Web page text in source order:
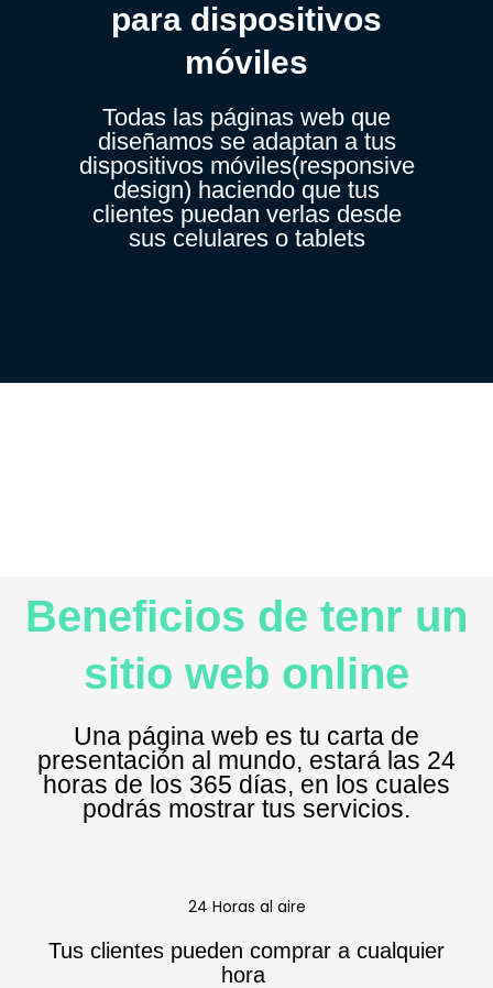
para dispositivos
móviles
Todas las páginas web que
diseñamos se adaptan a tus
dispositivos móviles(responsive
design) haciendo que tus
clientes puedan verlas desde
sus celulares o tablets
Beneficios de tenr un
sitio web online
Una página web es tu carta de
presentación al mundo, estará las 24
horas de los 365 días, en los cuales
podrás mostrar tus servicios.
24 Horas al aire
Tus clientes pueden comprar a cualquier
hora